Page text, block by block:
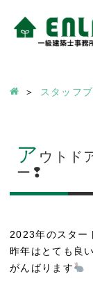
スタッフ
ア ウトド
ー❢
2023年のスター
昨年はとても良
がんばります